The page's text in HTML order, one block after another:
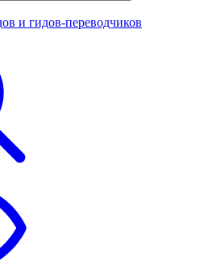
и гидов-переводчиков